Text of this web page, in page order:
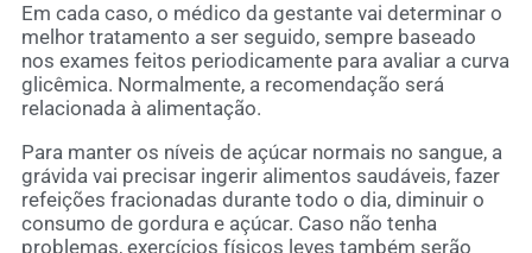
Em cada caso, o médico da gestante vai determinar o
melhor tratamento a ser seguido, sempre baseado
nos exames feitos periodicamente para avaliar a curva
glicêmica. Normalmente, a recomendação será
relacionada à alimentação.
Para manter os níveis de açúcar normais no sangue, a
grávida vai precisar ingerir alimentos saudáveis, fazer
refeições fracionadas durante todo o dia, diminuir o
consumo de gordura e açúcar. Caso não tenha
problemas, exercícios físicos leves também serão